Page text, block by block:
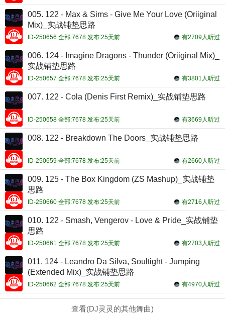
005. 122 - Max & Sims - Give Me Your Love (Oriiginal
Mix)_实战铺垫思路
有2709人听过
ID-250656 全部:7678 发布:25天前
006. 124 - Imagine Dragons - Thunder (Oriiginal Mix)_
实战铺垫思路
有3801人听过
ID-250657 全部:7678 发布:25天前
007. 122 - Cola (Denis First Remix)_实战铺垫思路
有3669人听过
ID-250658 全部:7678 发布:25天前
008. 122 - Breakdown The Doors_实战铺垫思路
有2660人听过
ID-250659 全部:7678 发布:25天前
009. 125 - The Box Kingdom (ZS Mashup)_实战铺垫
思路
有2716人听过
ID-250660 全部:7678 发布:25天前
010. 122 - Smash, Vengerov - Love & Pride_实战铺垫
思路
有2703人听过
ID-250661 全部:7678 发布:25天前
011. 124 - Leandro Da Silva, Soultight - Jumping
(Extended Mix)_实战铺垫思路
有4970人听过
ID-250662 全部:7678 发布:25天前
查看(DJ灵灵的其他舞曲)